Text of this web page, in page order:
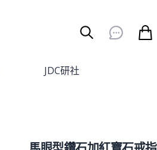
Burger Menu
JDC研社